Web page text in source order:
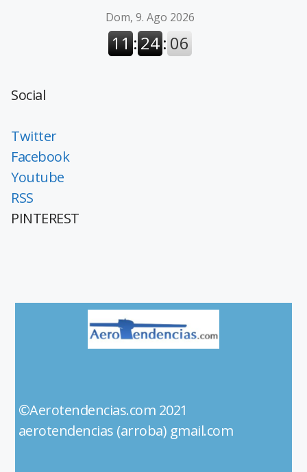
Social
Twitter
Facebook
Youtube
RSS
PINTEREST
©Aerotendencias.com 2021
aerotendencias (arroba) gmail.com